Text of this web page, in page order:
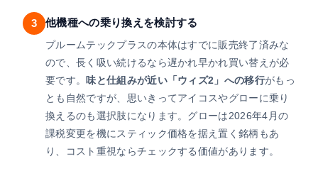
3 他機種への乗り換えを検討する
プルームテックプラスの本体はすでに販売終了済みな
ので、長く吸い続けるなら遅かれ早かれ買い替えが必
要です。
味と仕組みが近い「ウィズ2」への移行がもっ
とも自然ですが、思いきってアイコスやグローに乗り
換えるのも選択肢になります。グローは2026年4月の
課税変更を機にスティック価格を据え置く銘柄もあ
り、コスト重視ならチェックする価値があります。